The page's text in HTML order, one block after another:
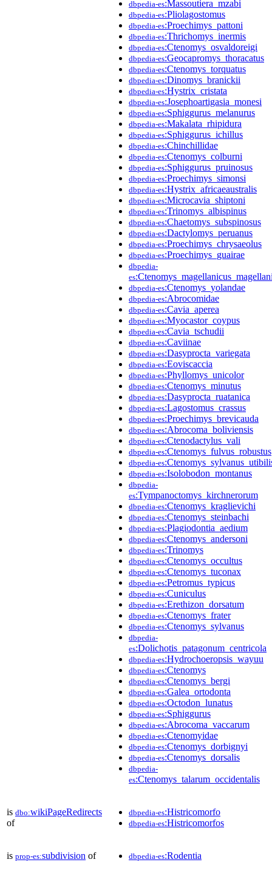
dbpedia-es:Massoutiera_mzabi
dbpedia-es:Pliolagostomus
dbpedia-es:Proechimys_pattoni
dbpedia-es:Thrichomys_inermis
dbpedia-es:Ctenomys_osvaldoreigi
dbpedia-es:Geocapromys_thoracatus
dbpedia-es:Ctenomys_torquatus
dbpedia-es:Dinomys_branickii
dbpedia-es:Hystrix_cristata
dbpedia-es:Josephoartigasia_monesi
dbpedia-es:Sphiggurus_melanurus
dbpedia-es:Makalata_rhipidura
dbpedia-es:Sphiggurus_ichillus
dbpedia-es:Chinchillidae
dbpedia-es:Ctenomys_colburni
dbpedia-es:Sphiggurus_pruinosus
dbpedia-es:Proechimys_simonsi
dbpedia-es:Hystrix_africaeaustralis
dbpedia-es:Microcavia_shiptoni
dbpedia-es:Trinomys_albispinus
dbpedia-es:Chaetomys_subspinosus
dbpedia-es:Dactylomys_peruanus
dbpedia-es:Proechimys_chrysaeolus
dbpedia-es:Proechimys_guairae
dbpedia-
es
dbpedia-es:Ctenomys_yolandae
dbpedia-es:Abrocomidae
dbpedia-es:Cavia_aperea
dbpedia-es:Myocastor_coypus
dbpedia-es:Cavia_tschudii
dbpedia-es:Caviinae
dbpedia-es:Dasyprocta_variegata
dbpedia-es:Eoviscaccia
dbpedia-es:Phyllomys_unicolor
dbpedia-es:Ctenomys_minutus
dbpedia-es:Dasyprocta_ruatanica
dbpedia-es:Lagostomus_crassus
dbpedia-es:Proechimys_brevicauda
dbpedia-es:Abrocoma_boliviensis
dbpedia-es:Ctenodactylus_vali
dbpedia-es:Ctenomys_fulvus_robustus
dbpedia-es
dbpedia-es:Isolobodon_montanus
dbpedia-
es:Tympanoctomys_kirchnerorum
dbpedia-es:Ctenomys_kraglievichi
dbpedia-es:Ctenomys_steinbachi
dbpedia-es:Plagiodontia_aedium
dbpedia-es:Ctenomys_andersoni
dbpedia-es:Trinomys
dbpedia-es:Ctenomys_occultus
dbpedia-es:Ctenomys_tuconax
dbpedia-es:Petromus_typicus
dbpedia-es:Cuniculus
dbpedia-es:Erethizon_dorsatum
dbpedia-es:Ctenomys_frater
dbpedia-es:Ctenomys_sylvanus
dbpedia-
es:Dolichotis_patagonum_centricola
dbpedia-es:Hydrochoeropsis_wayuu
dbpedia-es:Ctenomys
dbpedia-es:Ctenomys_bergi
dbpedia-es:Galea_ortodonta
dbpedia-es:Octodon_lunatus
dbpedia-es:Sphiggurus
dbpedia-es:Abrocoma_vaccarum
dbpedia-es:Ctenomyidae
dbpedia-es:Ctenomys_dorbignyi
dbpedia-es:Ctenomys_dorsalis
dbpedia-
es:Ctenomys_talarum_occidentalis
is dbo:wikiPageRedirects
of
dbpedia-es:Histricomorfo
dbpedia-es:Histricomorfos
is prop-es:subdivision of dbpedia-es:Rodentia